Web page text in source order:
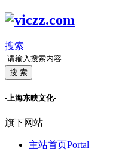
搜索
搜 索
-上海东映文化-
旗下网站
主站首页Portal